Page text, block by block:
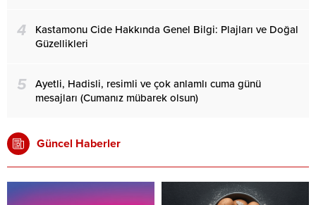
4
Kastamonu Cide Hakkında Genel Bilgi: Plajları ve Doğal
Güzellikleri
5
Ayetli, Hadisli, resimli ve çok anlamlı cuma günü
mesajları (Cumanız mübarek olsun)
Güncel Haberler